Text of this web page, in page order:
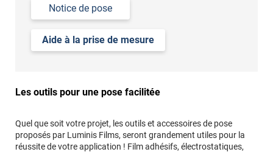
Notice de pose
Aide à la prise de mesure
Les outils pour une pose facilitée
Quel que soit votre projet, les outils et accessoires de pose
proposés par Luminis Films, seront grandement utiles pour la
réussite de votre application ! Film adhésifs, électrostatiques,